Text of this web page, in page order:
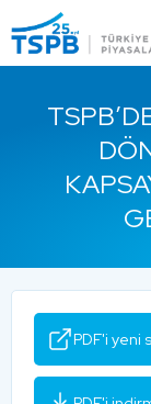
Close
PDF'i yeni